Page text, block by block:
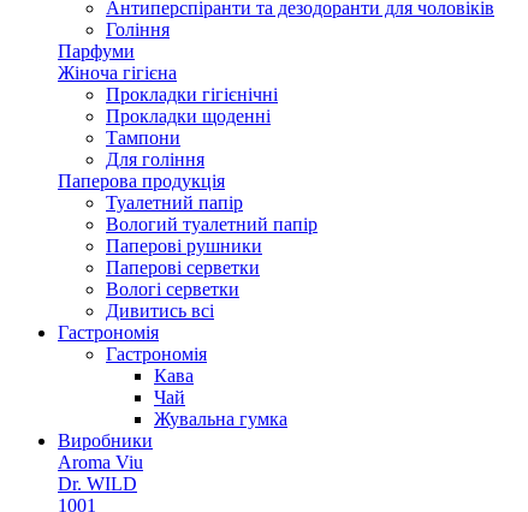
Антиперспіранти та дезодоранти для чоловіків
Гоління
Парфуми
Жіноча гігієна
Прокладки гігієнічні
Прокладки щоденні
Тампони
Для гоління
Паперова продукція
Туалетний папір
Вологий туалетний папір
Паперові рушники
Паперові серветки
Вологі серветки
Дивитись всі
Гастрономія
Гастрономія
Кава
Чай
Жувальна гумка
Виробники
Aroma Viu
Dr. WILD
1001